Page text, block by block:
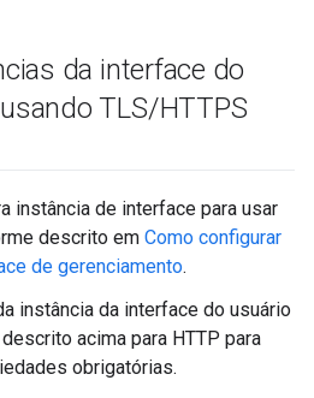
da interface do
TLS/HTTPS
instância de interface para usar
descrito em Como configurar
de gerenciamento.
instância da interface do usuário
acima para HTTP para
obrigatórias.